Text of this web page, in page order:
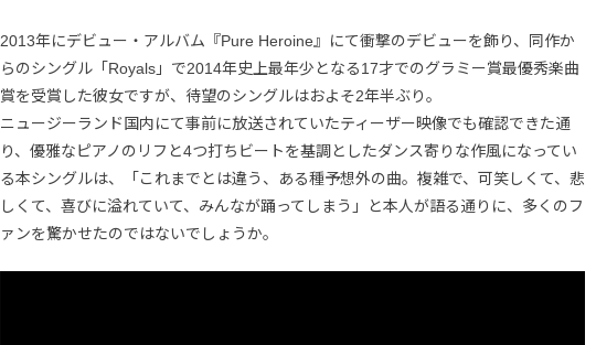
2013年にデビュー・アルバム『Pure Heroine』にて衝撃のデビューを飾り、同作か
らのシングル「Royals」で2014年史上最年少となる17才でのグラミー賞最優秀楽曲
賞を受賞した彼女ですが、待望のシングルはおよそ2年半ぶり。
ニュージーランド国内にて事前に放送されていたティーザー映像でも確認できた通
り、優雅なピアノのリフと4つ打ちビートを基調としたダンス寄りな作風になってい
る本シングルは、「これまでとは違う、ある種予想外の曲。複雑で、可笑しくて、悲
しくて、喜びに溢れていて、みんなが踊ってしまう」と本人が語る通りに、多くのフ
ァンを驚かせたのではないでしょうか。